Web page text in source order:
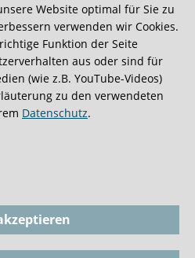
Krankenhaus Großhansdorf
in Geesthacht
Aushilfstätigkeit bei IBL
Hamburg
Website optimal für Sie zu
verwenden wir Cookies.
Funktion der Seite
aus oder sind für
(wie z.B. YouTube-Videos)
zu den verwendeten
Datenschutz.